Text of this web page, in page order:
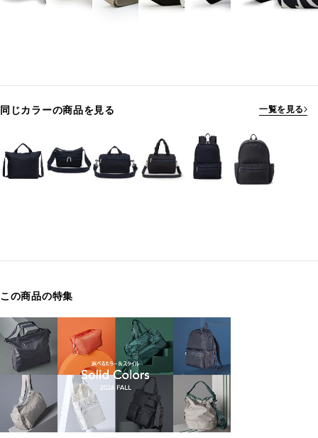
同じカラーの商品を見る 一覧を見る
この商品の特集